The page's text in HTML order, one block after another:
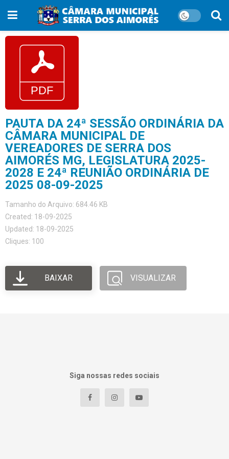
PAUTA DA 24ª SESSÃO ORDINÁRIA DA
CÂMARA MUNICIPAL DE
VEREADORES DE SERRA DOS
AIMORÉS MG, LEGISLATURA 2025-
2028 E 24ª REUNIÃO ORDINÁRIA DE
2025 08-09-2025
Tamanho do Arquivo: 684.46 KB
Created: 18-09-2025
Updated: 18-09-2025
Cliques: 100
BAIXAR VISUALIZAR
Siga nossas redes sociais